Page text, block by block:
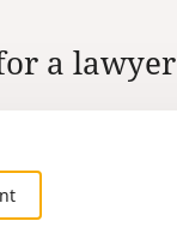
a lawyer